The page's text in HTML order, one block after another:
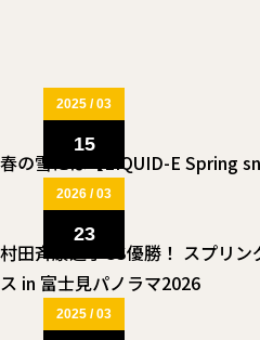
2025 / 03
15
春の雪には【LIQUID-E Spring
2026 / 03
23
村田斉康選手GS優勝！ スプリン
ス in 富士見パノラマ2026
2025 / 03